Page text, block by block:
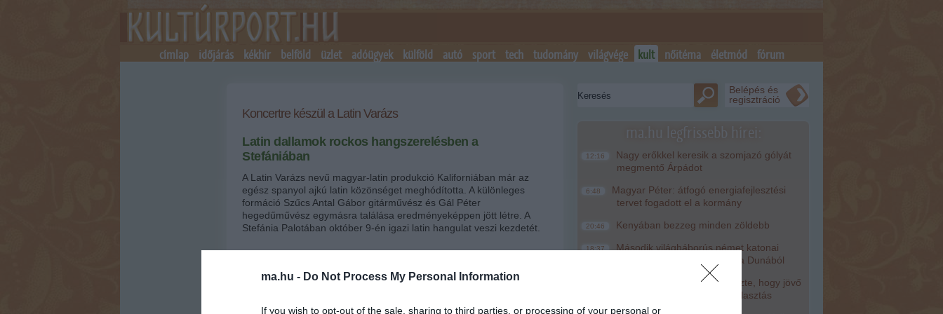
ma.hu - Do Not Process My Personal Information
If you wish to opt-out of the sale, sharing to third parties, or processing of your personal or
címlap időjárás kékhír belföld üzlet adóügyek külföld autó sport tech tudomány világvége kult nőitéma életmód fórum
Koncertre készül a Latin Varázs
Latin dallamok rockos hangszerelésben a
Stefániában
A Latin Varázs nevű magyar-latin produkció Kaliforniában már az
egész spanyol ajkú latin közönséget meghódította. A különleges
formáció Szűcs Antal Gábor gitárművész és Gál Péter
hegedűművész egymásra találása eredményeképpen jött létre. A
Stefánia Palotában október 9-én igazi latin hangulat veszi kezdetét.
ma.hu
játszik-e – a fő, hogy élvezze a közönség. Számos ismert zenekar és
Belépés és
regisztráció
ma.hu legfrissebb hírei:
12:16
Nagy erőkkel keresik a szomjazó gólyát
megmentő Árpádot
6:48
Magyar Péter: átfogó energiafejlesztési
tervet fogadott el a kormány
20:46 Kenyában bezzeg minden zöldebb
18:37
Második világháborús német katonai
motorkerékpár bukkant elő a Dunából
A Tisza-frakció kezdeményezte, hogy jövő
kedden legyen az államfőválasztás